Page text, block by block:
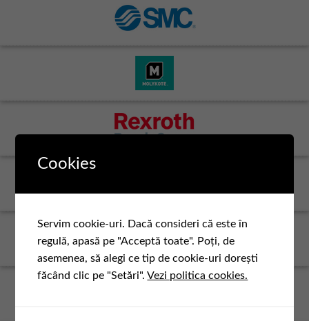
Cookies
Servim cookie-uri. Dacă consideri că este în
regulă, apasă pe "Acceptă toate". Poți, de
asemenea, să alegi ce tip de cookie-uri dorești
făcând clic pe "Setări".Vezi politica cookies.